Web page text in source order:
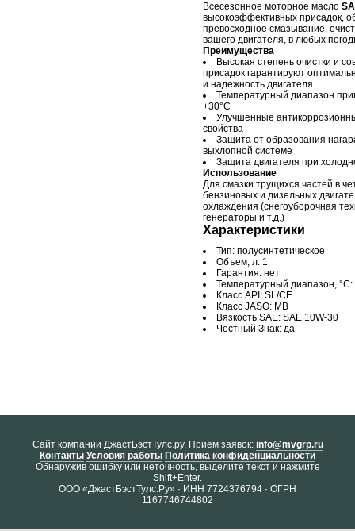
Всесезонное моторное масло
высокоэффективных присадок,
превосходное смазывание,
вашего двигателя, в любых
Преимущества
Высокая степень очистки и
присадок гарантируют
и надежность двигателя
Температурный диапазон
+30°С
Улучшенные
свойства
Защита от образования
выхлопной системе
Защита двигателя при
Использование
Для смазки трущихся частей в
бензиновых и дизельных
охлаждения (снегоуборочная
генераторы и т.д.)
Характеристики
Тип: полусинтетическое
Объем, л: 1
Гарантия: нет
Температурный диапазон, °C:
Класс API: SL/CF
Класс JASO: MB
Вязкость SAE: SAE 10W-30
Честный Знак: да
Cайт компании ДжастБэстТулс.ру. Прием заявок: info@mvgrp.ru
Контакты Условия работы Политика конфиденциальности
Обнаружив ошибку или неточность, выделите текст и нажмите
Shift+Enter.
ООО «ДжастБэстТулс.Ру» · ИНН 7724376794 · ОГРН
1167746744802